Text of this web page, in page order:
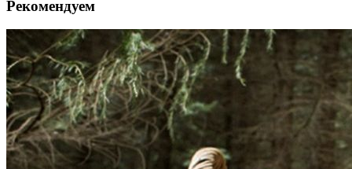
Рекомендуем